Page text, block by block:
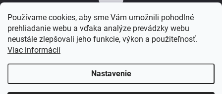
Používame cookies, aby sme Vám umožnili pohodlné
prehliadanie webu a vďaka analýze prevádzky webu
neustále zlepšovali jeho funkcie, výkon a použiteľnosť.
Viac informácií
Nastavenie
Copyright 2026 Svet Kúziel . Všetky práva vyhradené.